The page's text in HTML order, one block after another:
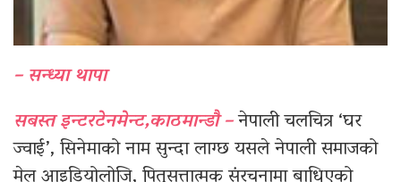
– सन्ध्या थापा
सबस्त इन्टरटेनमेन्ट,काठमान्डौ –नेपाली चलचित्र ‘घर
ज्वाई’, सिनेमाको नाम सुन्दा लाग्छ यसले नेपाली समाजको